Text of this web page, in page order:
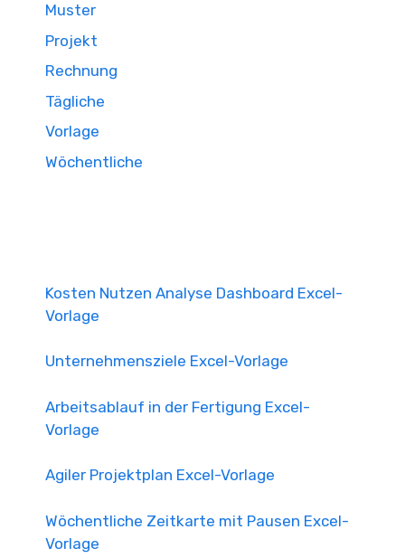
Muster
Projekt
Rechnung
Tägliche
Vorlage
Wöchentliche
Kosten Nutzen Analyse Dashboard Excel-
Vorlage
Unternehmensziele Excel-Vorlage
Arbeitsablauf in der Fertigung Excel-
Vorlage
Agiler Projektplan Excel-Vorlage
Wöchentliche Zeitkarte mit Pausen Excel-
Vorlage